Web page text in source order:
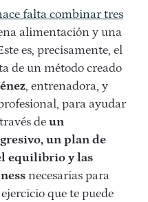
falta combinar tres
alimentación y una
es, precisamente, el
de un método creado
, entrenadora, y
para ayudar
de un
un plan de
equilibrio y las
necesarias para
que te puede